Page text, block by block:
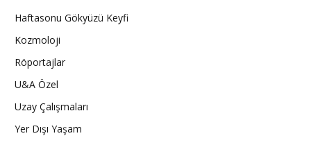
Haftasonu Gökyüzü Keyfi
Kozmoloji
Röportajlar
U&A Özel
Uzay Çalışmaları
Yer Dışı Yaşam